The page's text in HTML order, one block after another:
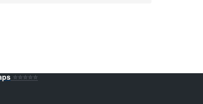
⭐️⭐️⭐️⭐️⭐️